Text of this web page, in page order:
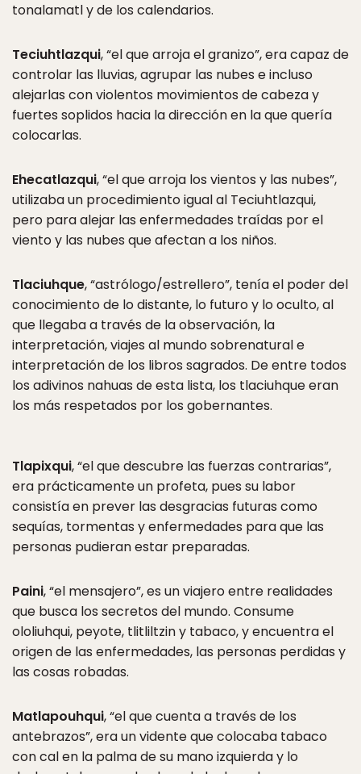
tonalamatl y de los calendarios.
Teciuhtlazqui, “el que arroja el granizo”, era capaz de
controlar las lluvias, agrupar las nubes e incluso
alejarlas con violentos movimientos de cabeza y
fuertes soplidos hacia la dirección en la que quería
colocarlas.
Ehecatlazqui, “el que arroja los vientos y las nubes”,
utilizaba un procedimiento igual al Teciuhtlazqui,
pero para alejar las enfermedades traídas por el
viento y las nubes que afectan a los niños.
Tlaciuhque, “astrólogo/estrellero”, tenía el poder del
conocimiento de lo distante, lo futuro y lo oculto, al
que llegaba a través de la observación, la
interpretación, viajes al mundo sobrenatural e
interpretación de los libros sagrados. De entre todos
los adivinos nahuas de esta lista, los tlaciuhque eran
los más respetados por los gobernantes.
Tlapixqui, “el que descubre las fuerzas contrarias”,
era prácticamente un profeta, pues su labor
consistía en prever las desgracias futuras como
sequías, tormentas y enfermedades para que las
personas pudieran estar preparadas.
Paini, “el mensajero”, es un viajero entre realidades
que busca los secretos del mundo. Consume
ololiuhqui, peyote, tlitliltzin y tabaco, y encuentra el
origen de las enfermedades, las personas perdidas y
las cosas robadas.
Matlapouhqui, “el que cuenta a través de los
antebrazos”, era un vidente que colocaba tabaco
con cal en la palma de su mano izquierda y lo